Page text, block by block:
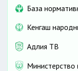
База
Кенгаш
Адлия ТВ
Министерство